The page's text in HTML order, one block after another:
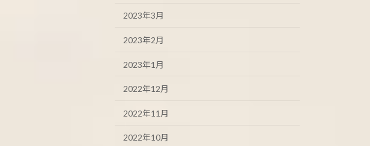
2023年3月
2023年2月
2023年1月
2022年12月
2022年11月
2022年10月